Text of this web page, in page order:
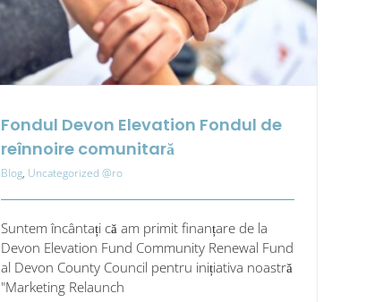
Fondul Devon Elevation Fondul de
reînnoire comunitară
Blog, Uncategorized @ro
Suntem încântați că am primit finanțare de la
Devon Elevation Fund Community Renewal Fund
al Devon County Council pentru inițiativa noastră
"Marketing Relaunch